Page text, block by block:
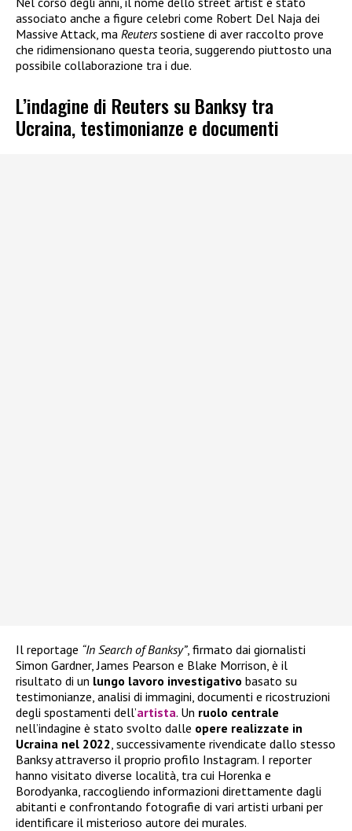
associato anche a figure celebri come Robert Del Naja dei
Massive Attack, ma Reuterssostiene di aver raccolto prove
che ridimensionano questa teoria, suggerendo piuttosto una
possibile collaborazione tra i due.
L’indagine di Reuters su Banksy tra
Ucraina, testimonianze e documenti
Il reportage “In Search of Banksy”, firmato dai giornalisti
Simon Gardner, James Pearson e Blake Morrison, è il
risultato di un lungo lavoro investigativo basato su
testimonianze, analisi di immagini, documenti e ricostruzioni
degli spostamenti dell’artista. Un ruolo centrale
nell’indagine è stato svolto dalle opere realizzate in
Ucraina nel 2022 , successivamente rivendicate dallo stesso
Banksy attraverso il proprio profilo Instagram. I reporter
hanno visitato diverse località, tra cui Horenka e
Borodyanka, raccogliendo informazioni direttamente dagli
abitanti e confrontando fotografie di vari artisti urbani per
identificare il misterioso autore dei murales.